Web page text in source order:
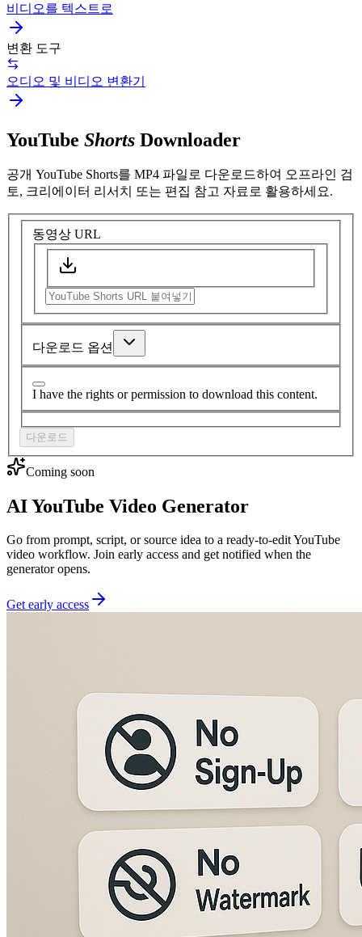
비디오를 텍스트로
변환 도구
오디오 및 비디오 변환기
YouTube Shorts Downloader
공개 YouTube Shorts를 MP4 파일로 다운로드하여 오프라인 검
토, 크리에이터 리서치 또는 편집 참고 자료로 활용하세요.
동영상 URL
다운로드 옵션
I have the rights or permission to download this content.
다운로드
Coming soon
AI YouTube Video Generator
Go from prompt, script, or source idea to a ready-to-edit YouTube
video workflow. Join early access and get notified when the
generator opens.
Get early access